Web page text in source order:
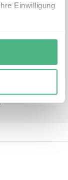
Einwilligung